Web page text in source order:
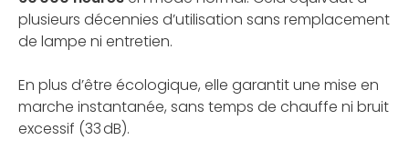
plusieurs décennies d’utilisation sans remplacement
de lampe ni entretien.
En plus d’être écologique, elle garantit une mise en
marche instantanée, sans temps de chauffe ni bruit
excessif (33 dB).